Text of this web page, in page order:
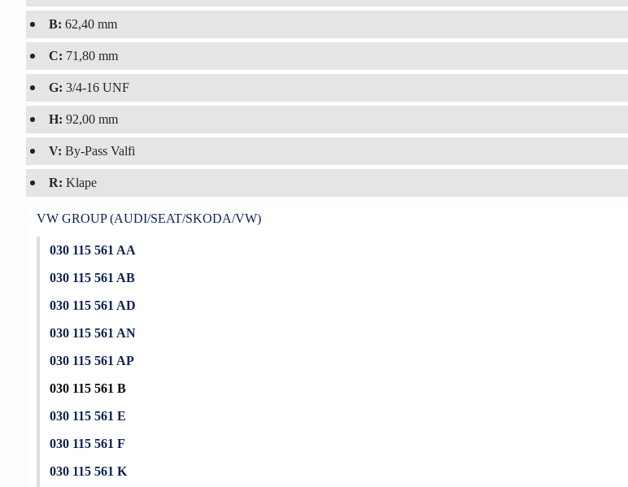
B: 62,40 mm
C: 71,80 mm
G: 3/4-16 UNF
H: 92,00 mm
V: By-Pass Valfi
R: Klape
VW GROUP (AUDI/SEAT/SKODA/VW)
030 115 561 AA
030 115 561 AB
030 115 561 AD
030 115 561 AN
030 115 561 AP
030 115 561 B
030 115 561 E
030 115 561 F
030 115 561 K